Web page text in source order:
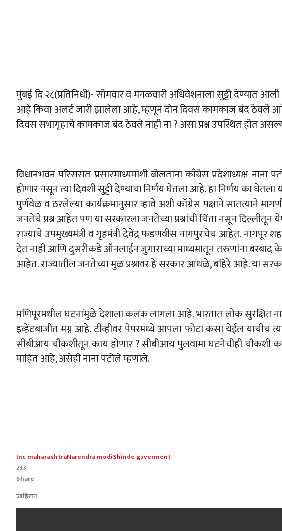
मुंबई दि २८(प्रतिनिधी)- सोमवार व मंगळवारी अधिवेशनाला सुट्टी
आहे किंवा अलर्ट जारी झालेला आहे, म्हणून दोन दिवस कामकाज बंद ठेवले आहे
दिवस सभागृहाचे कामकाज बंद ठेवले नाही ना ? असा प्रश्न उपस्थित होत
विधानभवन परिसरात प्रसारमाध्यमांशी बोलताना काँग्रेस प्रदेशाध्यक्ष
होणार नसून त्या दिवशी सुट्टी देण्याचा निर्णय घेतला आहे. हा निर्णय का
पुर्णवेळ व ठरलेल्या कार्यक्रमानुसार व्हावे अशी काँग्रेस पक्षाने
जनतेचे प्रश्न आहेत पण या सरकारला जनतेच्या प्रश्नांची चिंता नसून
राज्याचे उपमुख्यमंत्री व गृहमंत्री देवेंद्र फडणवीस नागपुरचेच आहेत. नागपूर
देत नाही आणि दुसरीकडे ऑनलाईन जुगाराच्या माध्यमातून तरुणांना बरबाद
आहेत. राज्यातील जनतेच्या मुळ प्रश्नावर हे सरकार आंधळे, बहिरे आहे. या
मणिपूरमधील घटनांमुळे देशाला कलंक लागला आहे. भारतात लोक सुरक्षित
इव्हेंटबाजीत मग्न आहे. टीव्हीवर पेपरमध्ये आपला फोटा कसा येईल याचीच
सीबीआय चौकशीतून काय होणार ? सीबीआय पुलवामा घटनेचीही चौकशी
माहित आहे, असेही नाना पटोले म्हणाले.
Inc maharashtraNarendra modiShinde goverment
233
Share
जाहिरात